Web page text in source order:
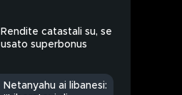
Rendite catastali su, se
usato superbonus
Netanyahu ai libanesi: